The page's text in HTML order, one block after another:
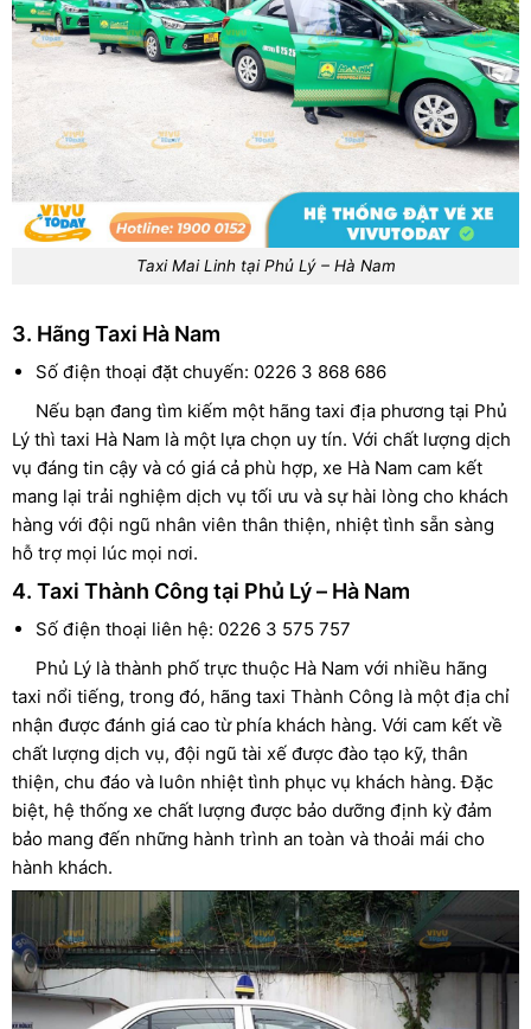
Taxi Mai Linh tại Phủ Lý – Hà Nam
3. Hãng Taxi Hà Nam
Số điện thoại đặt chuyến: 0226 3 868 686
Nếu bạn đang tìm kiếm một hãng taxi địa phương tại Phủ
Lý thì taxi Hà Nam là một lựa chọn uy tín. Với chất lượng dịch
vụ đáng tin cậy và có giá cả phù hợp, xe Hà Nam cam kết
mang lại trải nghiệm dịch vụ tối ưu và sự hài lòng cho khách
hàng với đội ngũ nhân viên thân thiện, nhiệt tình sẵn sàng
hỗ trợ mọi lúc mọi nơi.
4. Taxi Thành Công tại Phủ Lý – Hà Nam
Số điện thoại liên hệ: 0226 3 575 757
Phủ Lý là thành phố trực thuộc Hà Nam với nhiều hãng
taxi nổi tiếng, trong đó, hãng taxi Thành Công là một địa chỉ
nhận được đánh giá cao từ phía khách hàng. Với cam kết về
chất lượng dịch vụ, đội ngũ tài xế được đào tạo kỹ, thân
thiện, chu đáo và luôn nhiệt tình phục vụ khách hàng. Đặc
biệt, hệ thống xe chất lượng được bảo dưỡng định kỳ đảm
bảo mang đến những hành trình an toàn và thoải mái cho
hành khách.